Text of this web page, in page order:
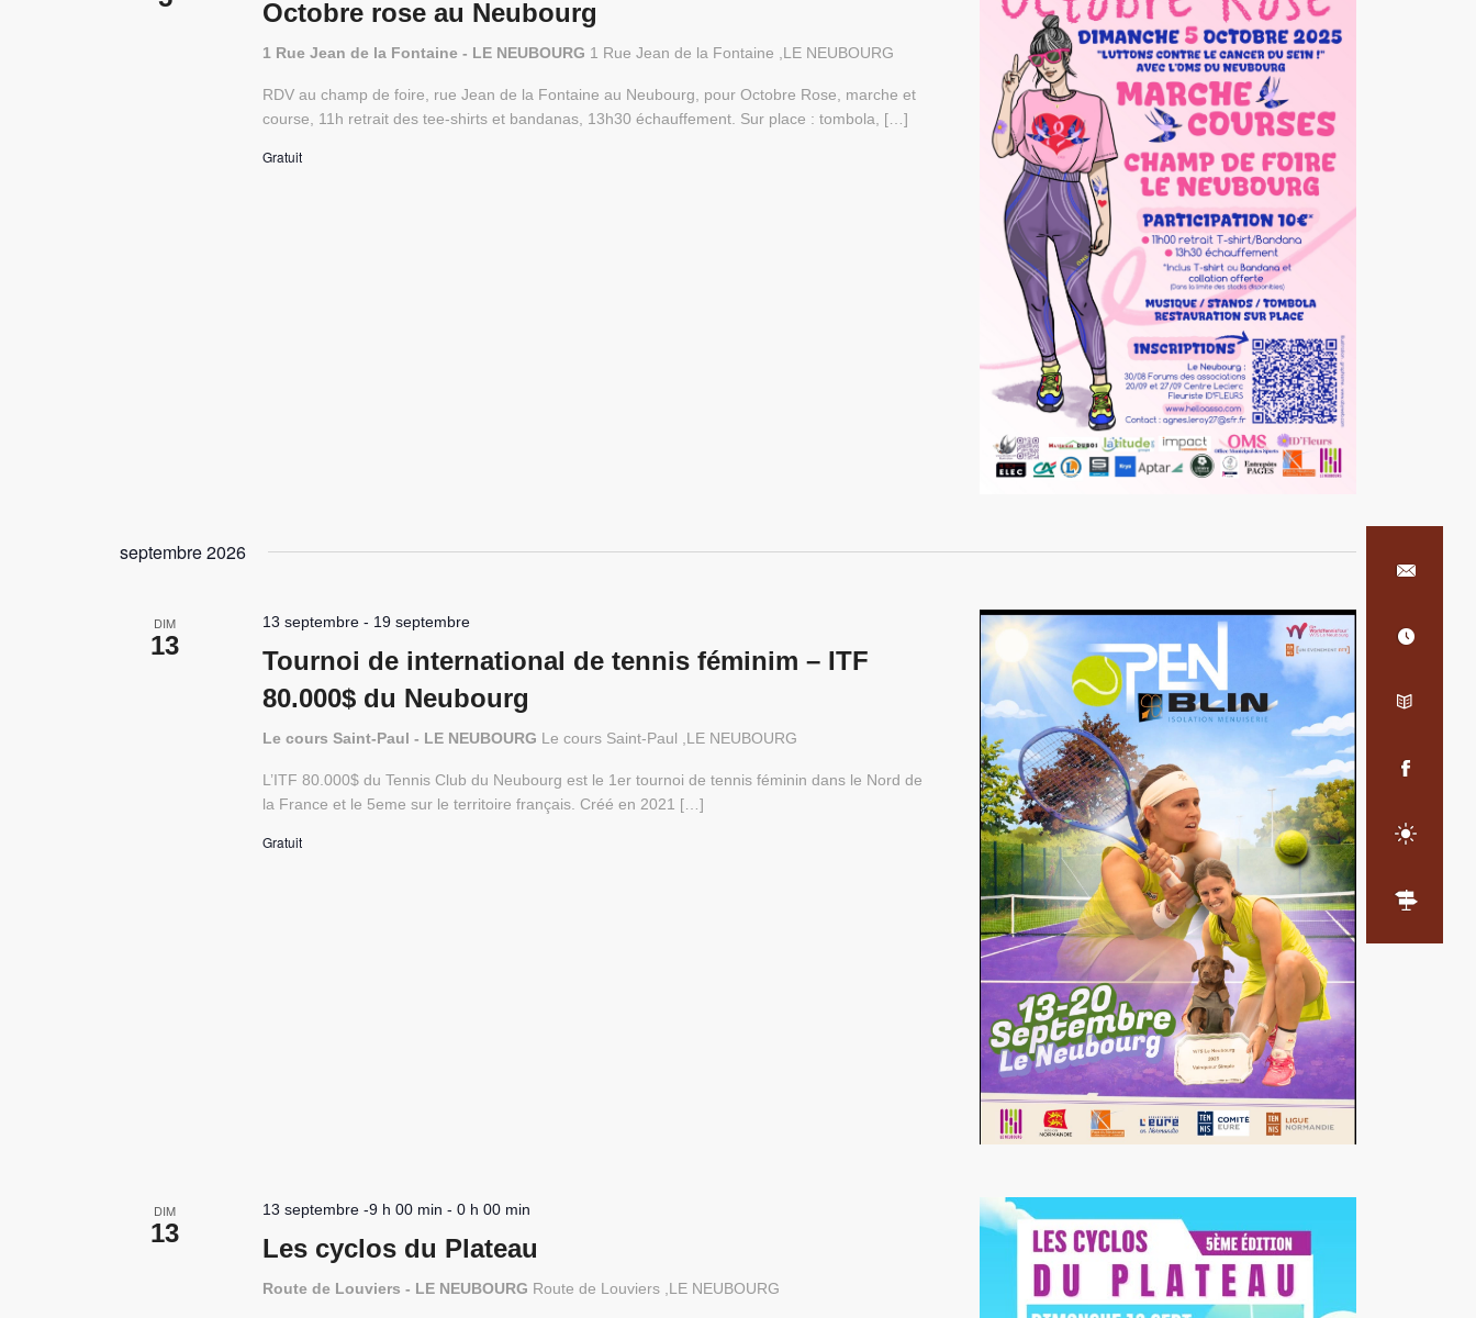
Octobre rose au Neubourg
1 Rue Jean de la Fontaine - LE NEUBOURG 1 Rue Jean de la Fontaine ,LE NEUBOURG
RDV au champ de foire, rue Jean de la Fontaine au Neubourg, pour Octobre Rose, marche et
course, 11h retrait des tee-shirts et bandanas, 13h30 échauffement. Sur place : tombola, […]
Gratuit
septembre 2026
DIM
13
13 septembre - 19 septembre
Tournoi de international de tennis féminim – ITF
80.000$ du Neubourg
Le cours Saint-Paul - LE NEUBOURG Le cours Saint-Paul ,LE NEUBOURG
L’ITF 80.000$ du Tennis Club du Neubourg est le 1er tournoi de tennis féminin dans le Nord de
la France et le 5eme sur le territoire français. Créé en 2021 […]
Gratuit
DIM
13
13 septembre -9 h 00 min -0 h 00 min
Les cyclos du Plateau
Route de Louviers - LE NEUBOURG Route de Louviers ,LE NEUBOURG